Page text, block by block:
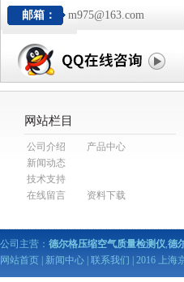
邮箱： m975@163.com
网站栏目
公司介绍
产品中心
新闻动态
技术支持
在线留言
资料下载
公司主营： 德尔格压缩空气质量检测仪,德
网站首页
新闻中心 联系我们 | 2016 上海